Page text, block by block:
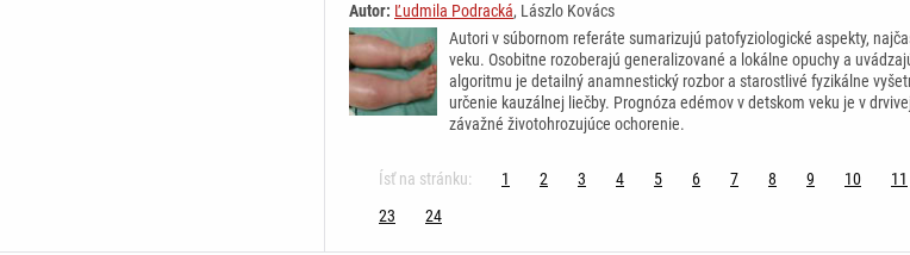
Autor: Ľudmila Podracká, Lászlo Kovács
Autori v súbornom referáte sumarizujú patofyziologické aspekty,
veku. Osobitne rozoberajú generalizované a lokálne opuchy a
algoritmu je detailný anamnestický rozbor a starostlivé fyzikálne
určenie kauzálnej liečby. Prognóza edémov v detskom veku je v
závažné životohrozujúce ochorenie.
Ísť na stránku: 1 2 3 4 5 6 7 8 9 10 11
23
24